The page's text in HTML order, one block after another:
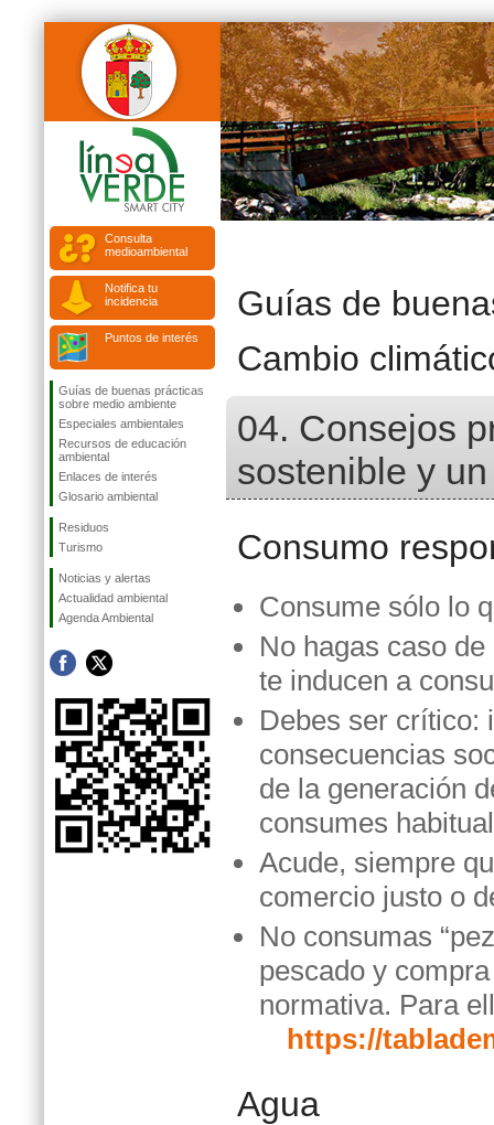
Consulta
medioambiental
Notifica tu
incidencia
Puntos de interés
Guías de buenas prácticas
sobre medio ambiente
Especiales ambientales
Recursos de educación
ambiental
Enlaces de interés
Glosario ambiental
Residuos
Turismo
Noticias y alertas
Actualidad ambiental
Agenda Ambiental
Guías de
Cambio
04. Consejos
sostenible y
Consumo
Consume sólo lo
No hagas caso
te inducen a
Debes ser crítico:
consecuencias
de la generación
consumes
Acude, siempre
comercio justo o
No consumas
pescado y
normativa. Para
https://
Agua